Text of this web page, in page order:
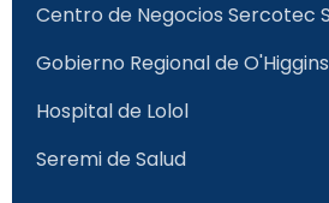
Centro de Negocios Sercotec
Gobierno Regional de O'Higgins
Hospital de Lolol
Seremi de Salud